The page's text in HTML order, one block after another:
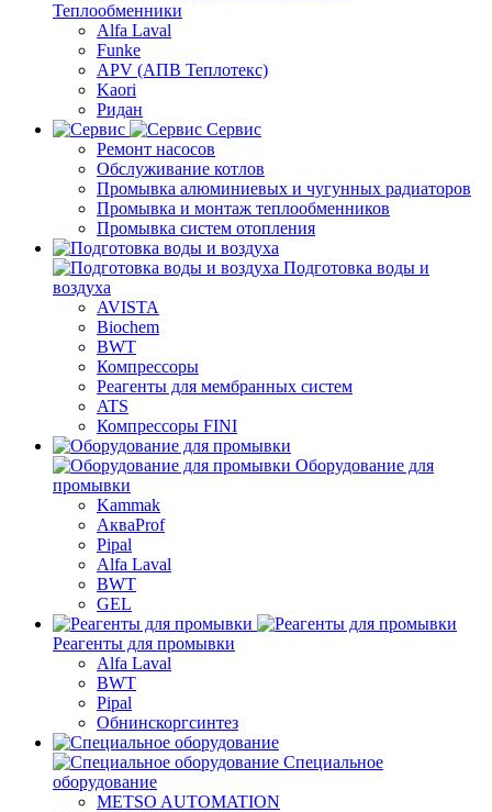
Теплообменники
Alfa Laval
Funke
APV (АПВ Теплотекс)
Kaori
Ридан
Сервис
Ремонт насосов
Обслуживание котлов
Промывка алюминиевых и чугунных радиаторов
Промывка и монтаж теплообменников
Промывка систем отопления
Подготовка воды и
воздуха
AVISTA
Biochem
BWT
Компрессоры
Реагенты для мембранных систем
ATS
Компрессоры FINI
Оборудование для
промывки
Kammak
АкваProf
Pipal
Alfa Laval
BWT
GEL
Реагенты для промывки
Alfa Laval
BWT
Pipal
Обнинскоргсинтез
Специальное
оборудование
METSO AUTOMATION